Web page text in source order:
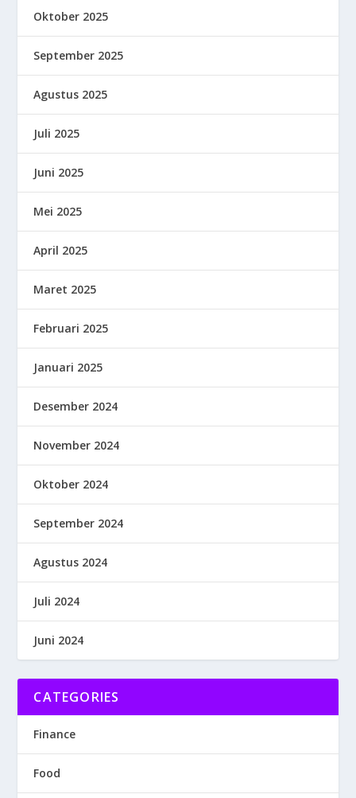
Oktober 2025
September 2025
Agustus 2025
Juli 2025
Juni 2025
Mei 2025
April 2025
Maret 2025
Februari 2025
Januari 2025
Desember 2024
November 2024
Oktober 2024
September 2024
Agustus 2024
Juli 2024
Juni 2024
CATEGORIES
Finance
Food